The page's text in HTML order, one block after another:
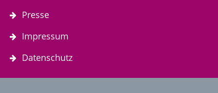
Presse
Impressum
Datenschutz